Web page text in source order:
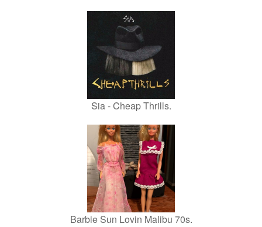
Sia - Cheap Thrills.
Barbie Sun Lovin Malibu 70s.